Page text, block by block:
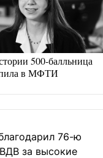
500-балльница
в МФТИ
76-ю
за высокие